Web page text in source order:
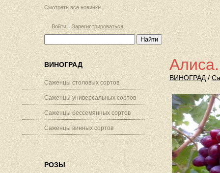
Смотреть все новинки
Войти Зарегистрироваться
ВИНОГРАД
Саженцы столовых сортов
Саженцы универсальных сортов
Саженцы бессемянных сортов
Саженцы винных сортов
РОЗЫ
Алиса.
ВИНОГРАД/